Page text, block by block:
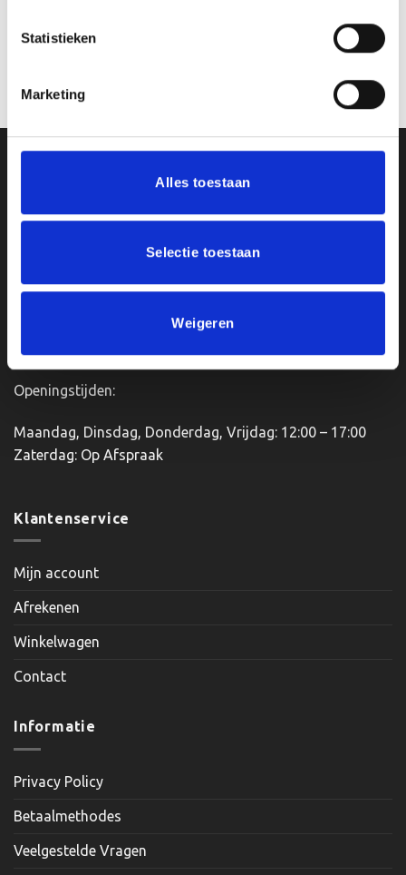
Statistieken
Marketing
Alles toestaan
Selectie toestaan
Weigeren
Beeld FG375.30 (7,5 cm)
Beeld RE.040.78.A (8 cm)
incl. BTW
Van Zanden Sportprijzen
4901KM Oosterhout
kvk: 92898432
Openingstijden:
Maandag, Dinsdag, Donderdag, Vrijdag: 12:00 – 17:00
Zaterdag: Op Afspraak
Klantenservice
Mijn account
Afrekenen
Winkelwagen
Contact
Informatie
Privacy Policy
Betaalmethodes
Veelgestelde Vragen